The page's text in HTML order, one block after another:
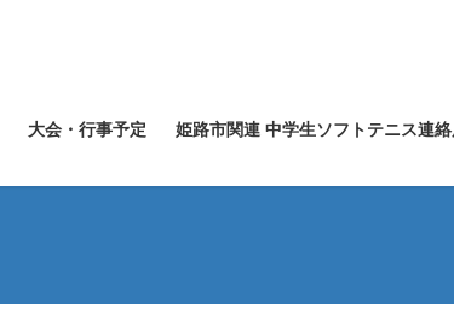
大会・行事予定 姫路市関連 中学生ソフトテニス連